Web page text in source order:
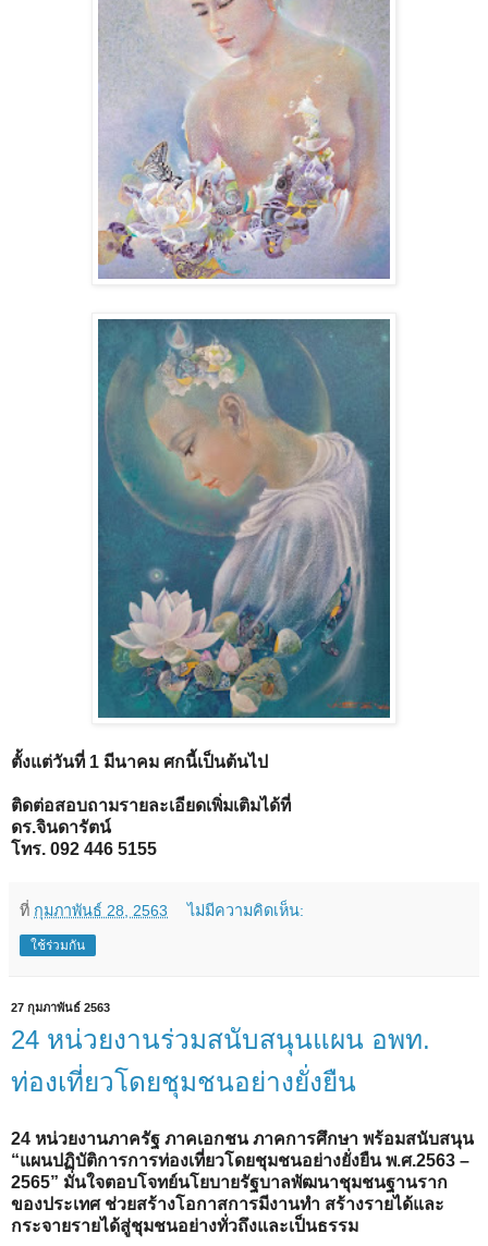
ตั้งแต่วันที่ 1 มีนาคม ศกนี้เป็นต้นไป
ติดต่อสอบถามรายละเอียดเพิ่มเติมได้ที่
ดร.จินดารัตน์
โทร. 092 446 5155
ที่ กุมภาพันธ์ 28, 2563 ไม่มีความคิดเห็น:
ใช้ร่วมกัน
27 กุมภาพันธ์ 2563
24 หน่วยงานร่วมสนับสนุนแผน อพท.
ท่องเที่ยวโดยชุมชนอย่างยั่งยืน
24 หน่วยงานภาครัฐ ภาคเอกชน ภาคการศึกษา พร้อมสนับสนุน
“แผนปฏิบัติการการท่องเที่ยวโดยชุมชนอย่างยั่งยืน พ.ศ.2563 –
2565” มั่นใจตอบโจทย์นโยบายรัฐบาลพัฒนาชุมชนฐานราก
ของประเทศ ช่วยสร้างโอกาสการมีงานทำ สร้างรายได้และ
กระจายรายได้สู่ชุมชนอย่างทั่วถึงและเป็นธรรม